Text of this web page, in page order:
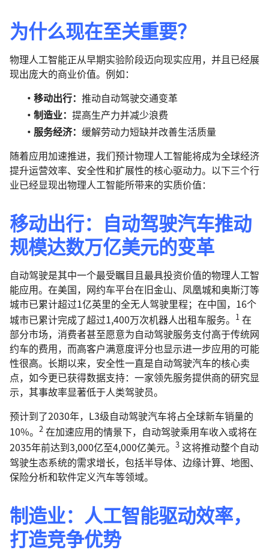
为什么现在至关重要？
物理人工智能正从早期实验阶段迈向现实应用，并且已经展
现出庞大的商业价值。例如：
移动出行： 推动自动驾驶交通变革
制造业： 提高生产力并减少浪费
服务经济： 缓解劳动力短缺并改善生活质量
随着应用加速推进，我们预计物理人工智能将成为全球经济
提升运营效率、安全性和扩展性的核心驱动力。以下三个行
业已经显现出物理人工智能所带来的实质价值：
移动出行：自动驾驶汽车推动
规模达数万亿美元的变革
自动驾驶是其中一个最受瞩目且最具投资价值的物理人工智
能应用。在美国，网约车平台在旧金山、凤凰城和奥斯汀等
城市已累计超过1亿英里的全无人驾驶里程；在中国，16个
城市已累计完成了超过1,400万次机器人出租车服务。 1 在
部分市场，消费者甚至愿意为自动驾驶服务支付高于传统网
约车的费用，而高客户满意度评分也显示进一步应用的可能
性很高。长期以来，安全性一直是自动驾驶汽车的核心卖
点，如今更已获得数据支持：一家领先服务提供商的研究显
示，其事故率显著低于人类驾驶员。
预计到了2030年，L3级自动驾驶汽车将占全球新车销量的
10%。 2 在加速应用的情景下，自动驾驶乘用车收入或将在
2035年前达到3,000亿至4,000亿美元。 3 这将推动整个自动
驾驶生态系统的需求增长，包括半导体、边缘计算、地图、
保险分析和软件定义汽车等领域。
制造业：人工智能驱动效率，
打造竞争优势